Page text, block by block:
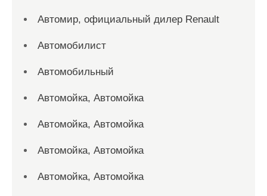
Автомир, официальный дилер Renault
Автомобилист
Автомобильный
Автомойка, Автомойка
Автомойка, Автомойка
Автомойка, Автомойка
Автомойка, Автомойка